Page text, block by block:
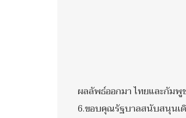
ผลลัพธ์ออกมา ไทยและกัมพู
6.ขอบคุณรัฐบาลสนับสนุนเ